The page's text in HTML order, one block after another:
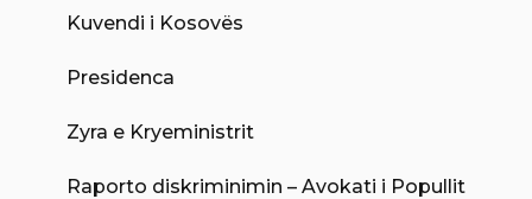
Kuvendi i Kosovës
Presidenca
Zyra e Kryeministrit
Raporto diskriminimin – Avokati i Popullit